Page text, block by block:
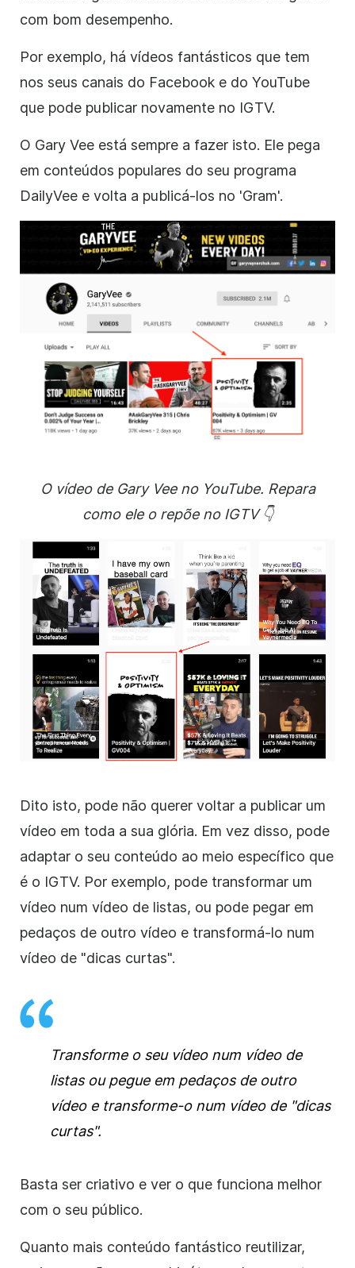
com bom desempenho.
Por exemplo, há vídeos fantásticos que tem
nos seus canais do Facebook e do YouTube
que pode publicar novamente no IGTV.
O Gary Vee está sempre a fazer isto. Ele pega
em conteúdos populares do seu programa
DailyVee e volta a publicá-los no 'Gram'.
O vídeo de Gary Vee no YouTube. Repara
como ele o repõe no IGTV 👇
Dito isto, pode não querer voltar a publicar um
vídeo em toda a sua glória. Em vez disso, pode
adaptar o seu conteúdo ao meio específico que
é o IGTV. Por exemplo, pode transformar um
vídeo num vídeo de listas, ou pode pegar em
pedaços de outro vídeo e transformá-lo num
vídeo de "dicas curtas".
Transforme o seu vídeo num vídeo de
listas ou pegue em pedaços de outro
vídeo e transforme-o num vídeo de "dicas
curtas".
Basta ser criativo e ver o que funciona melhor
com o seu público.
Quanto mais conteúdo fantástico reutilizar,